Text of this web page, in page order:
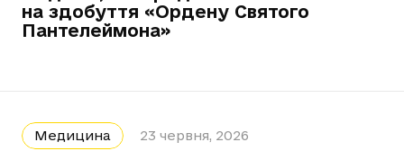
на здобуття «Ордену Святого
Пантелеймона»
Медицина 23 червня, 2026